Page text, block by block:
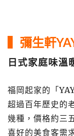
▍彌生軒
日式家庭味溫
福岡起家的「
超過百年歷史的
幾種，價格約三
喜好的美食客需